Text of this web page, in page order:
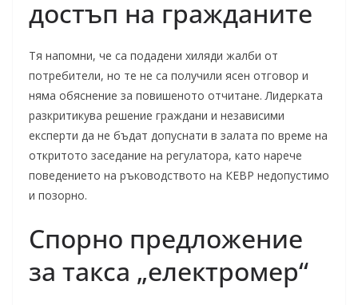
достъп на гражданите
Тя напомни, че са подадени хиляди жалби от
потребители, но те не са получили ясен отговор и
няма обяснение за повишеното отчитане. Лидерката
разкритикува решение граждани и независими
експерти да не бъдат допуснати в залата по време на
откритото заседание на регулатора, като нарече
поведението на ръководството на КЕВР недопустимо
и позорно.
Спорно предложение
за такса „електромер“